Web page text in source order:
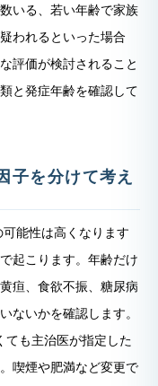
いる、若い年齢で家族
われるといった場合
評価が検討されること
と発症年齢を確認して
子を分けて考え
能性は高くなります
起こります。年齢だけ
疸、食欲不振、糖尿病
ないかを確認します。
ても主治医が指定した
喫煙や肥満など変更で